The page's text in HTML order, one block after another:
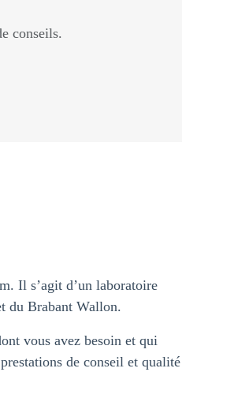
conseils.
Il s’agit d’un laboratoire
du Brabant Wallon.
vous avez besoin et qui
de conseil et qualité
18h.
passage possible